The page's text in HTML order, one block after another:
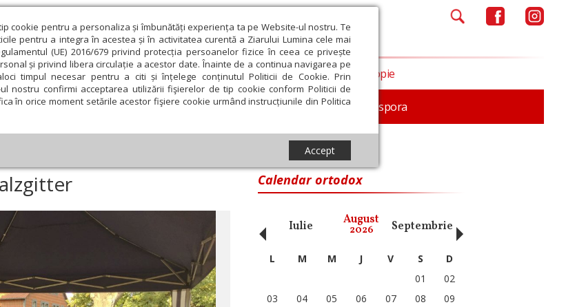
cookie pentru a personaliza și îmbunătăți experiența ta pe Website-ul nostru. Te
pentru a integra în acestea și în activitatea curentă a Ziarului Lumina cele mai
(UE) 2016/679 privind protecția persoanelor fizice în ceea ce privește
și privind libera circulație a acestor date. Înainte de a continua navigarea pe
timpul necesar pentru a citi și înțelege conținutul Politicii de Cookie. Prin
nostru confirmi acceptarea utilizării fişierelor de tip cookie conform Politicii de
în orice moment setările acestor fişiere cookie urmând instrucțiunile din Politica
Accept
Comunicate de presă Documentar In memoriam Diaspora
Educaţie și Cultură Societate Opinii Filantropie
la Salzgitter
Calendar ortodox
Aprilie Iulie August
2026 Septembrie Octombrie
‹ L M M J V S
D
01
02
03
04 05 06 07 08
09